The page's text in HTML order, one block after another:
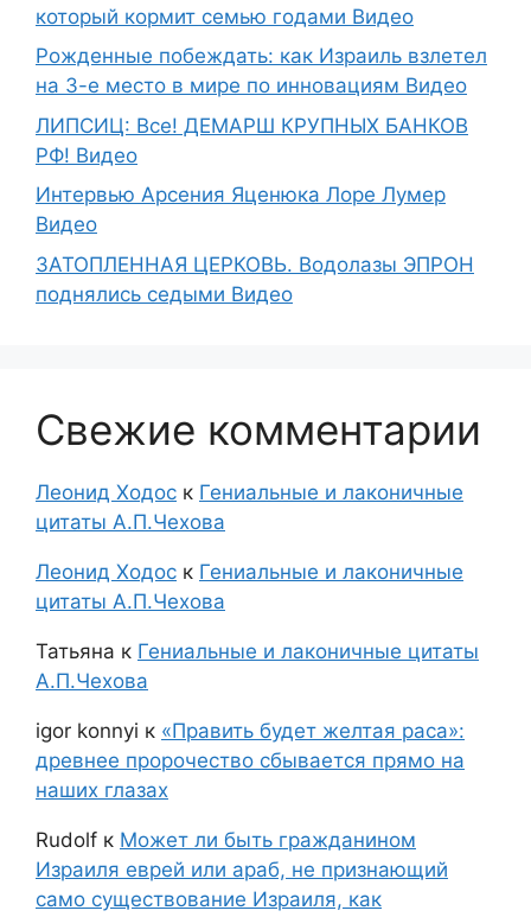
который кормит семью годами Видео
Рожденные побеждать: как Израиль взлетел
на 3-е место в мире по инновациям Видео
ЛИПСИЦ: Все! ДЕМАРШ КРУПНЫХ БАНКОВ
РФ! Видео
Интервью Арсения Яценюка Лоре Лумер
Видео
ЗАТОПЛЕННАЯ ЦЕРКОВЬ. Водолазы ЭПРОН
поднялись седыми Видео
Свежие комментарии
Леонид Ходос к Гениальные и лаконичные
цитаты А.П.Чехова
Леонид Ходос к Гениальные и лаконичные
цитаты А.П.Чехова
Татьяна к Гениальные и лаконичные цитаты
А.П.Чехова
igor konnyi к «Править будет желтая раса»:
древнее пророчество сбывается прямо на
наших глазах
Rudolf к Может ли быть гражданином
Израиля еврей или араб, не признающий
само существование Израиля, как